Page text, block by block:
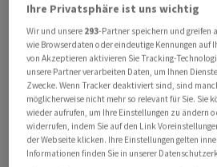
der Name zu einem X geändert,
ein Logo mit dem Buchstaben
blauen Vogel in der Web-Version.
des offiziellen Profils des
weiterhin "@twitter" - und in der
weiter das bekannte Twitter-Logo
Hauptquartier in San Francisco
kurzerhand einfach projiziert.
Ihre Privatsphäre ist uns wichtig
Wir und unsere 293-Partner speichern und greifen
wie Browserdaten oder eindeutige Kennungen auf
von Akzeptieren aktivieren Sie Tracking-
unsere Partner verarbeiten Daten, um Ihnen
Zwecke. Wenn Tracker deaktiviert sind, sind
möglicherweise nicht mehr so relevant für Sie. Sie
wieder aufrufen, um Ihre Einstellungen zu ändern
widerrufen, indem Sie auf den Link
der Webseite klicken. Ihre Einstellungen gelten
Informationen finden Sie in unserer